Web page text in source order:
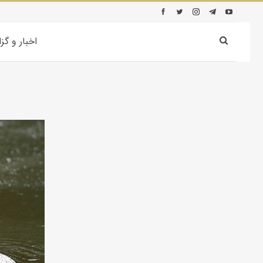
اخبار و